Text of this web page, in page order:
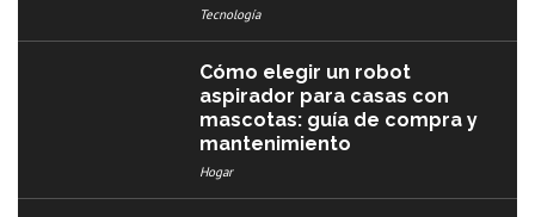
Tecnología
Cómo elegir un robot
aspirador para casas con
mascotas: guía de compra y
mantenimiento
Hogar